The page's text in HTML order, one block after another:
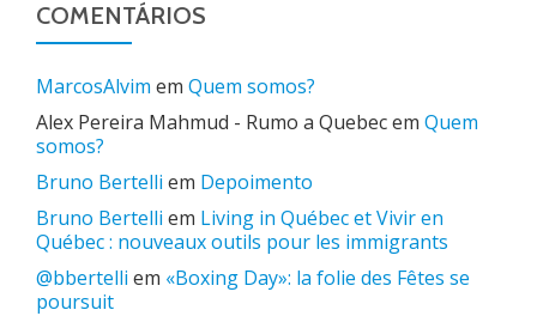
COMENTÁRIOS
MarcosAlvim em Quem somos?
Alex Pereira Mahmud - Rumo a Quebecem Quem
somos?
Bruno Bertelli em Depoimento
Bruno Bertelli em Living in Québec et Vivir en
Québec : nouveaux outils pour les immigrants
@bbertelli em «Boxing Day»: la folie des Fêtes se
poursuit